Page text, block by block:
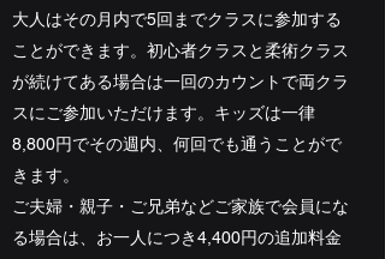
大人はその月内で5回までクラスに参加する
ことができます。初心者クラスと柔術クラス
が続けてある場合は一回のカウントで両クラ
スにご参加いただけます。キッズは一律
8,800円でその週内、何回でも通うことがで
きます。
ご夫婦・親子・ご兄弟などご家族で会員にな
る場合は、お一人につき4,400円の追加料金